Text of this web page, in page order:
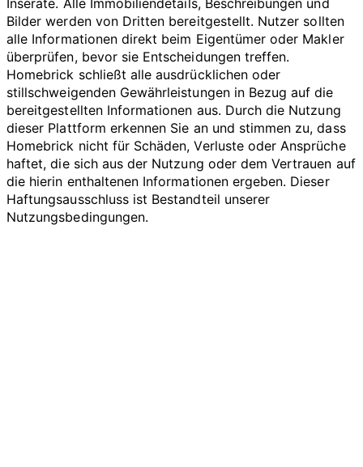
Inserate. Alle Immobiliendetails, Beschreibungen und
Bilder werden von Dritten bereitgestellt. Nutzer sollten
alle Informationen direkt beim Eigentümer oder Makler
überprüfen, bevor sie Entscheidungen treffen.
Homebrick schließt alle ausdrücklichen oder
stillschweigenden Gewährleistungen in Bezug auf die
bereitgestellten Informationen aus. Durch die Nutzung
dieser Plattform erkennen Sie an und stimmen zu, dass
Homebrick nicht für Schäden, Verluste oder Ansprüche
haftet, die sich aus der Nutzung oder dem Vertrauen auf
die hierin enthaltenen Informationen ergeben. Dieser
Haftungsausschluss ist Bestandteil unserer
Nutzungsbedingungen.